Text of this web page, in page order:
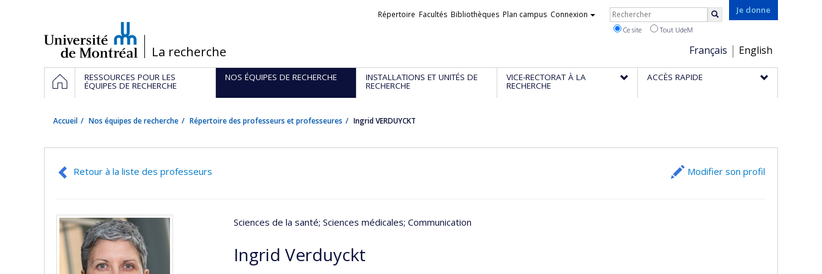
/La recherche
Je donne
Choix
de
la
Français English
Liens
Répertoire Facultés Bibliothèques Plan campus Connexion Rechercher
Ce site Tout UdeM
Navigation
principale
ACCUEILRESSOURCES POUR LES
ÉQUIPES DE RECHERCHE
NOS ÉQUIPES DE RECHERCHE INSTALLATIONS ET UNITÉS DE
RECHERCHE
VICE-RECTORAT À LA
RECHERCHE
ACCÈS RAPIDE
Accueil Nos équipes de recherche Répertoire des professeurs et professeures Ingrid VERDUYCKT
Retour à la liste des professeurs Modifier son profil
Sciences de la santé; Sciences médicales; Communication
Ingrid Verduyckt